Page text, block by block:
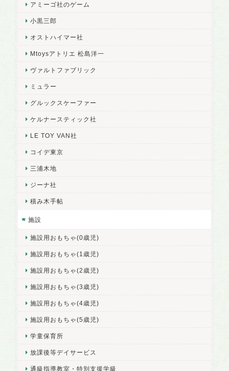
アミーゴ社のゲーム
小黒三郎
オストハイマー社
Mtoysアトリエ 松島洋一
ヴァルトファブリック
ミュラー
グルックスケーファー
ケルナースティック社
LE TOY VAN社
コイデ東京
三浦木地
ジーナ社
積み木手帖
施設
施設用おもちゃ(0歳児)
施設用おもちゃ(1歳児)
施設用おもちゃ(2歳児)
施設用おもちゃ(3歳児)
施設用おもちゃ(4歳児)
施設用おもちゃ(5歳児)
学童保育所
放課後等デイサービス
通級指導教室・特別支援学級